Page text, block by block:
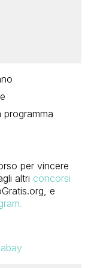
per vincere
altri concorsi
e